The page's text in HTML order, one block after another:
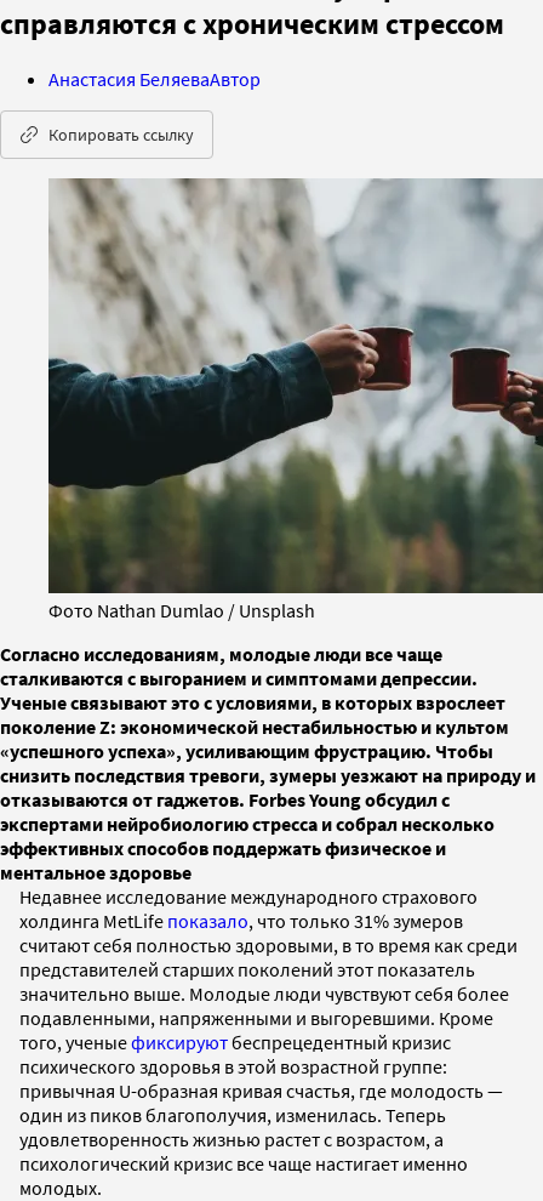
справляются с хроническим стрессом
Анастасия БеляеваАвтор
Копировать ссылку
Фото Nathan Dumlao / Unsplash
Согласно исследованиям, молодые люди все чаще
сталкиваются с выгоранием и симптомами депрессии.
Ученые связывают это с условиями, в которых взрослеет
поколение Z: экономической нестабильностью и культом
«успешного успеха», усиливающим фрустрацию. Чтобы
снизить последствия тревоги, зумеры уезжают на природу и
отказываются от гаджетов. Forbes Young обсудил с
экспертами нейробиологию стресса и собрал несколько
эффективных способов поддержать физическое и
ментальное здоровье
Недавнее исследование международного страхового
холдинга MetLife показало, что только 31% зумеров
считают себя полностью здоровыми, в то время как среди
представителей старших поколений этот показатель
значительно выше. Молодые люди чувствуют себя более
подавленными, напряженными и выгоревшими. Кроме
того, ученыефиксируютбеспрецедентный кризис
психического здоровья в этой возрастной группе:
привычная U-образная кривая счастья, где молодость —
один из пиков благополучия, изменилась. Теперь
удовлетворенность жизнью растет с возрастом, а
психологический кризис все чаще настигает именно
молодых.